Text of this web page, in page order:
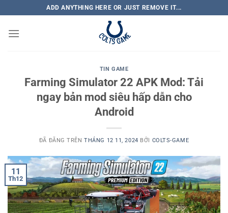
nội
ADD ANYTHING HERE OR JUST REMOVE IT...
TIN GAME
Farming Simulator 22 APK Mod: Tải
ngay bản mod siêu hấp dẫn cho
Android
ĐÃ ĐĂNG TRÊNTHÁNG 12 11, 2024 BỞI COLTS-GAME
11
Th12